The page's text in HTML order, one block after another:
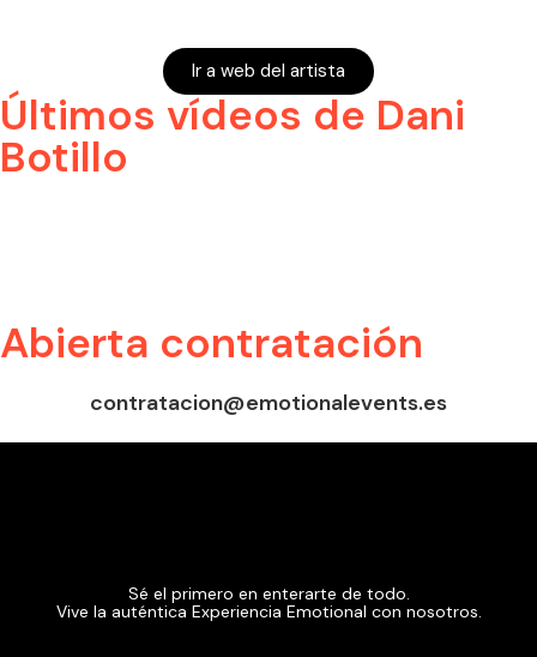
Ir a web del artista
Últimos vídeos de Dani
Botillo
Abierta contratación
contratacion@emotionalevents.es
Sé el primero en enterarte de todo.
Vive la auténtica Experiencia Emotional con nosotros.